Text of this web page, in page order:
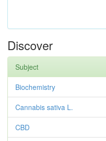
Discover
Subject
Biochemistry
Cannabis sativa L.
CBD